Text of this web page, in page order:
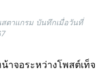
ตาแกรม บันทึกเมื่อวันที่
าจอระหว่างโพสต์เท็จ